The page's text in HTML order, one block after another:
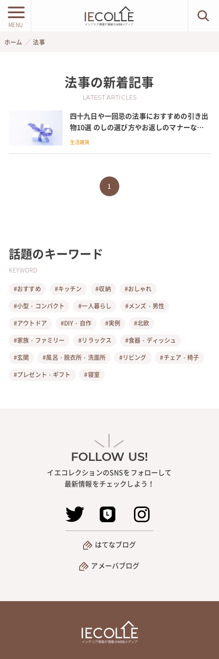
MENU
ホーム 法事
法事の新着記事
LATEST ARTICLES
四十九日や一回忌の法事におすすめの引き出
物10選 のしの選び方やお返しのマナーなど
も紹介
生活雑貨
1
話題のキーワード
KEYWORD
#おすすめ #キッチン #収納
#おしゃれ
#小型・コンパクト
#一人暮らし
#メンズ・男性
#アウトドア
#DIY・自作 #実例
#北欧
#家族・ファミリー
#リラックス
#食器・ディッシュ
#玄関
#風呂・脱衣所・洗面所 #リビング
#チェア・椅子
#プレゼント・ギフト
#寝室
FOLLOW US!
イエコレクションのSNSをフォローして
最新情報をチェックしよう！
はてなブログ
アメーバブログ